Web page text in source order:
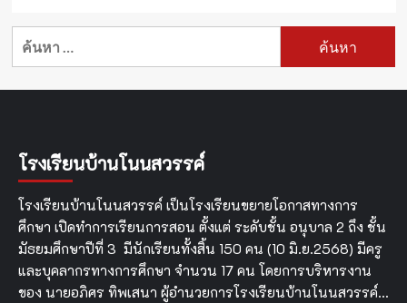
ค้นหา
โรงเรียนบ้านโนนสวรรค์
โรงเรียนบ้านโนนสวรรค์ เป็นโรงเรียนขยายโอกาสทางการ
ศึกษา เปิดทำการเรียนการสอน ตั้งแต่ ระดับชั้น อนุบาล 2 ถึง ชั้น
มัธยมศึกษาปีที่ 3 มีนักเรียนทั้งสิ้น 150 คน (10 มิ.ย.2568) มีครู
และบุคลากรทางการศึกษา จำนวน 17 คน โดยการบริหารงาน
ของ นายอภิศร ทิพเสนา ผู้อำนวยการโรงเรียนบ้านโนนสวรรค์…